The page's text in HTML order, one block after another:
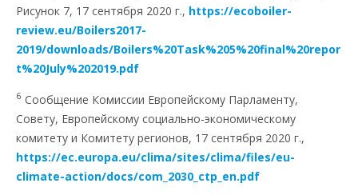
Рисунок 7, 17 сентября 2020 г., https://ecoboiler-
review.eu/Boilers2017-
2019/downloads/Boilers%20Task%205%20final%20repor
t%20July%202019.pdf
6 Сообщение Комиссии Европейскому Парламенту,
Совету, Европейскому социально-экономическому
комитету и Комитету регионов, 17 сентября 2020 г.,
https://ec.europa.eu/clima/sites/clima/files/eu-
climate-action/docs/com_2030_ctp_en.pdf